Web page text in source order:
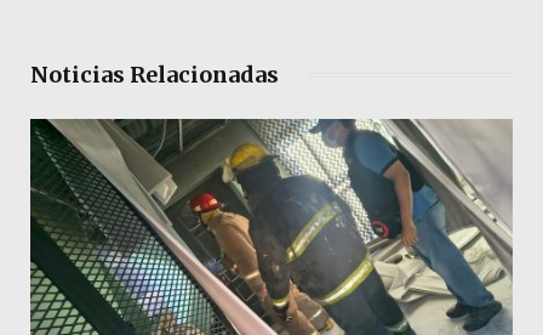
Noticias Relacionadas